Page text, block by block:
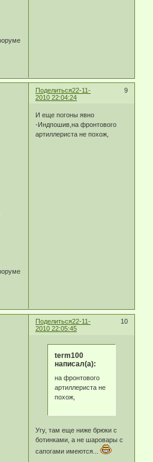
Поделиться 9
22-11-
2010 22:04:24
И еще погоны явно
-Индпошив,на фронтового
артиллериста не похож,
Поделиться 10
22-11-
2010 22:05:45
term100
написал(а):
на фронтового
артиллериста не
похож,
Угу, там еще ниже брюки с
ботинками, а не шаровары с
сапогами имеются...